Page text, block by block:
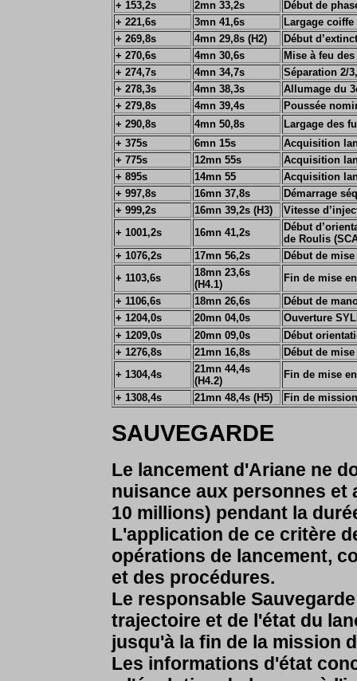
+ 153,2s 2mn 33,2s
Début de
+ 221,6s 3mn 41,6s
Largage coiffe
+ 269,8s 4mn 29,8s (H2)
Début
+ 270,6s 4mn 30,6s
Mise à feu
+ 274,7s
4mn 34,7s
Séparation 2/
+ 278,3s
4mn 38,3s
Allumage du
+ 279,8s
4mn 39,4s
Poussée
+ 290,8s
4mn 50,8s
Largage des
+ 375s 6mn 15s
Acquisition
+ 775s 12mn 55s
Acquisition
+ 895s 14mn 55
Acquisition
+ 997,8s 16mn 37,8s
Démarrage
+ 999,2s 16mn 39,2s (H3)
Vitesse
+ 1001,2s
16mn 41,2s
Début
de Roulis
+ 1076,2s 17mn 56,2s
Début de
+ 1103,6s
18mn 23,6s
(H4.1)
Fin de mise
+ 1106,6s 18mn 26,6s
Début de
+ 1204,0s
20mn 04,0s
Ouverture
+ 1209,0s
20mn 09,0s
Début
+ 1276,8s 21mn 16,8s
Début de
+ 1304,4s
21mn 44,4s
(H4.2)
Fin de mise
+ 1308,4s
21mn 48,4s (H5) Fin de
SAUVEGARDE
Le lancement d'Ariane ne
nuisance aux personnes et
10 millions) pendant la
L'application de ce critère
opérations de lancement,
et des procédures.
Le responsable
trajectoire et de l'état du
jusqu'à la fin de la mission
Les informations d'état